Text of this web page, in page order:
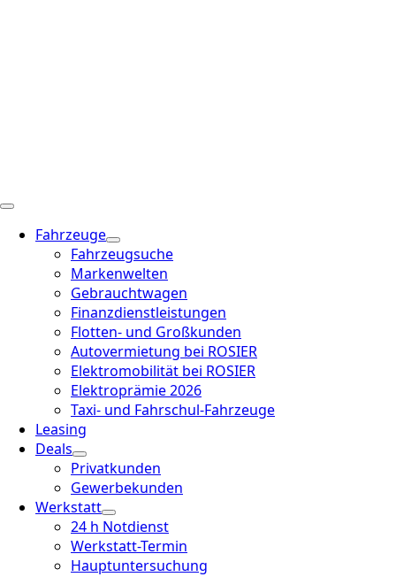
Fahrzeuge
Fahrzeugsuche
Markenwelten
Gebrauchtwagen
Finanzdienstleistungen
Flotten- und Großkunden
Autovermietung bei ROSIER
Elektromobilität bei ROSIER
Elektroprämie 2026
Taxi- und Fahrschul-Fahrzeuge
Leasing
Deals
Privatkunden
Gewerbekunden
Werkstatt
24 h Notdienst
Werkstatt-Termin
Hauptuntersuchung